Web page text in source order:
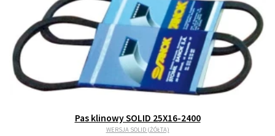
Pas klinowy SOLID 25X16-2400
WERSJA SOLID (ŻÓŁTA)